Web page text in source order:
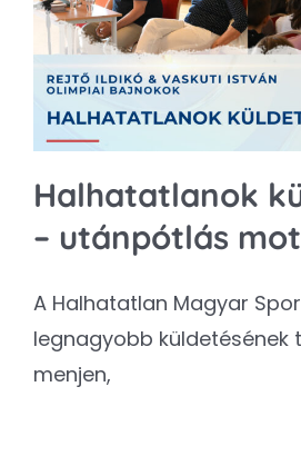
Kapcsolat
SEARCH
FOR:
Halhatatlanok
– utánpótlás
A Halhatatlan Magyar
legnagyobb küldetésének
menjen,